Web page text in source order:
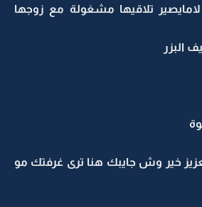
تلاقيها مشغولة مع زوجها
خير وش جايبك هنا ترى غرفتك مو